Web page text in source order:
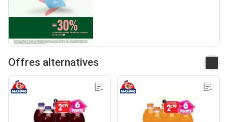
Offres alternatives